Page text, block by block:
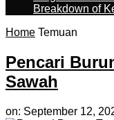
Breakdown of
Home Temuan
Pencari
Sawah
on: September 12,